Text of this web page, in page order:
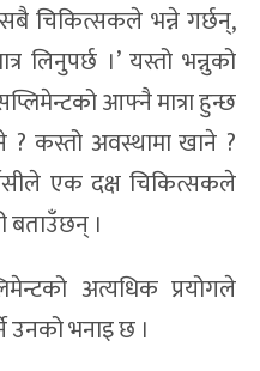
चिकित्सकले भन्ने गर्छन्,
लिनुपर्छ ।’ यस्तो भन्नुको
आफ्नै मात्रा हुन्छ
कस्तो अवस्थामा खाने ?
एक दक्ष चिकित्सकले
बताउँछन् ।
अत्यधिक प्रयोगले
उनको भनाइ छ ।